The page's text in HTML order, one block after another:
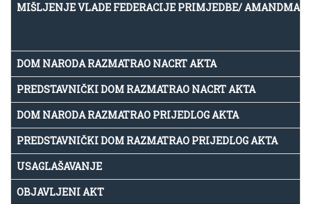
MIŠLJENJE VLADE FEDERACIJE PRIMJEDBE/
DOM NARODA RAZMATRAO NACRT AKTA
PREDSTAVNIČKI DOM RAZMATRAO NACRT AKTA
DOM NARODA RAZMATRAO PRIJEDLOG AKTA
PREDSTAVNIČKI DOM RAZMATRAO PRIJEDLOG AKTA
USAGLAŠAVANJE
OBJAVLJENI AKT